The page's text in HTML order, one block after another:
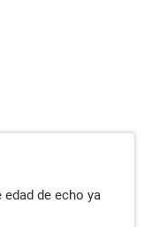
de echo ya